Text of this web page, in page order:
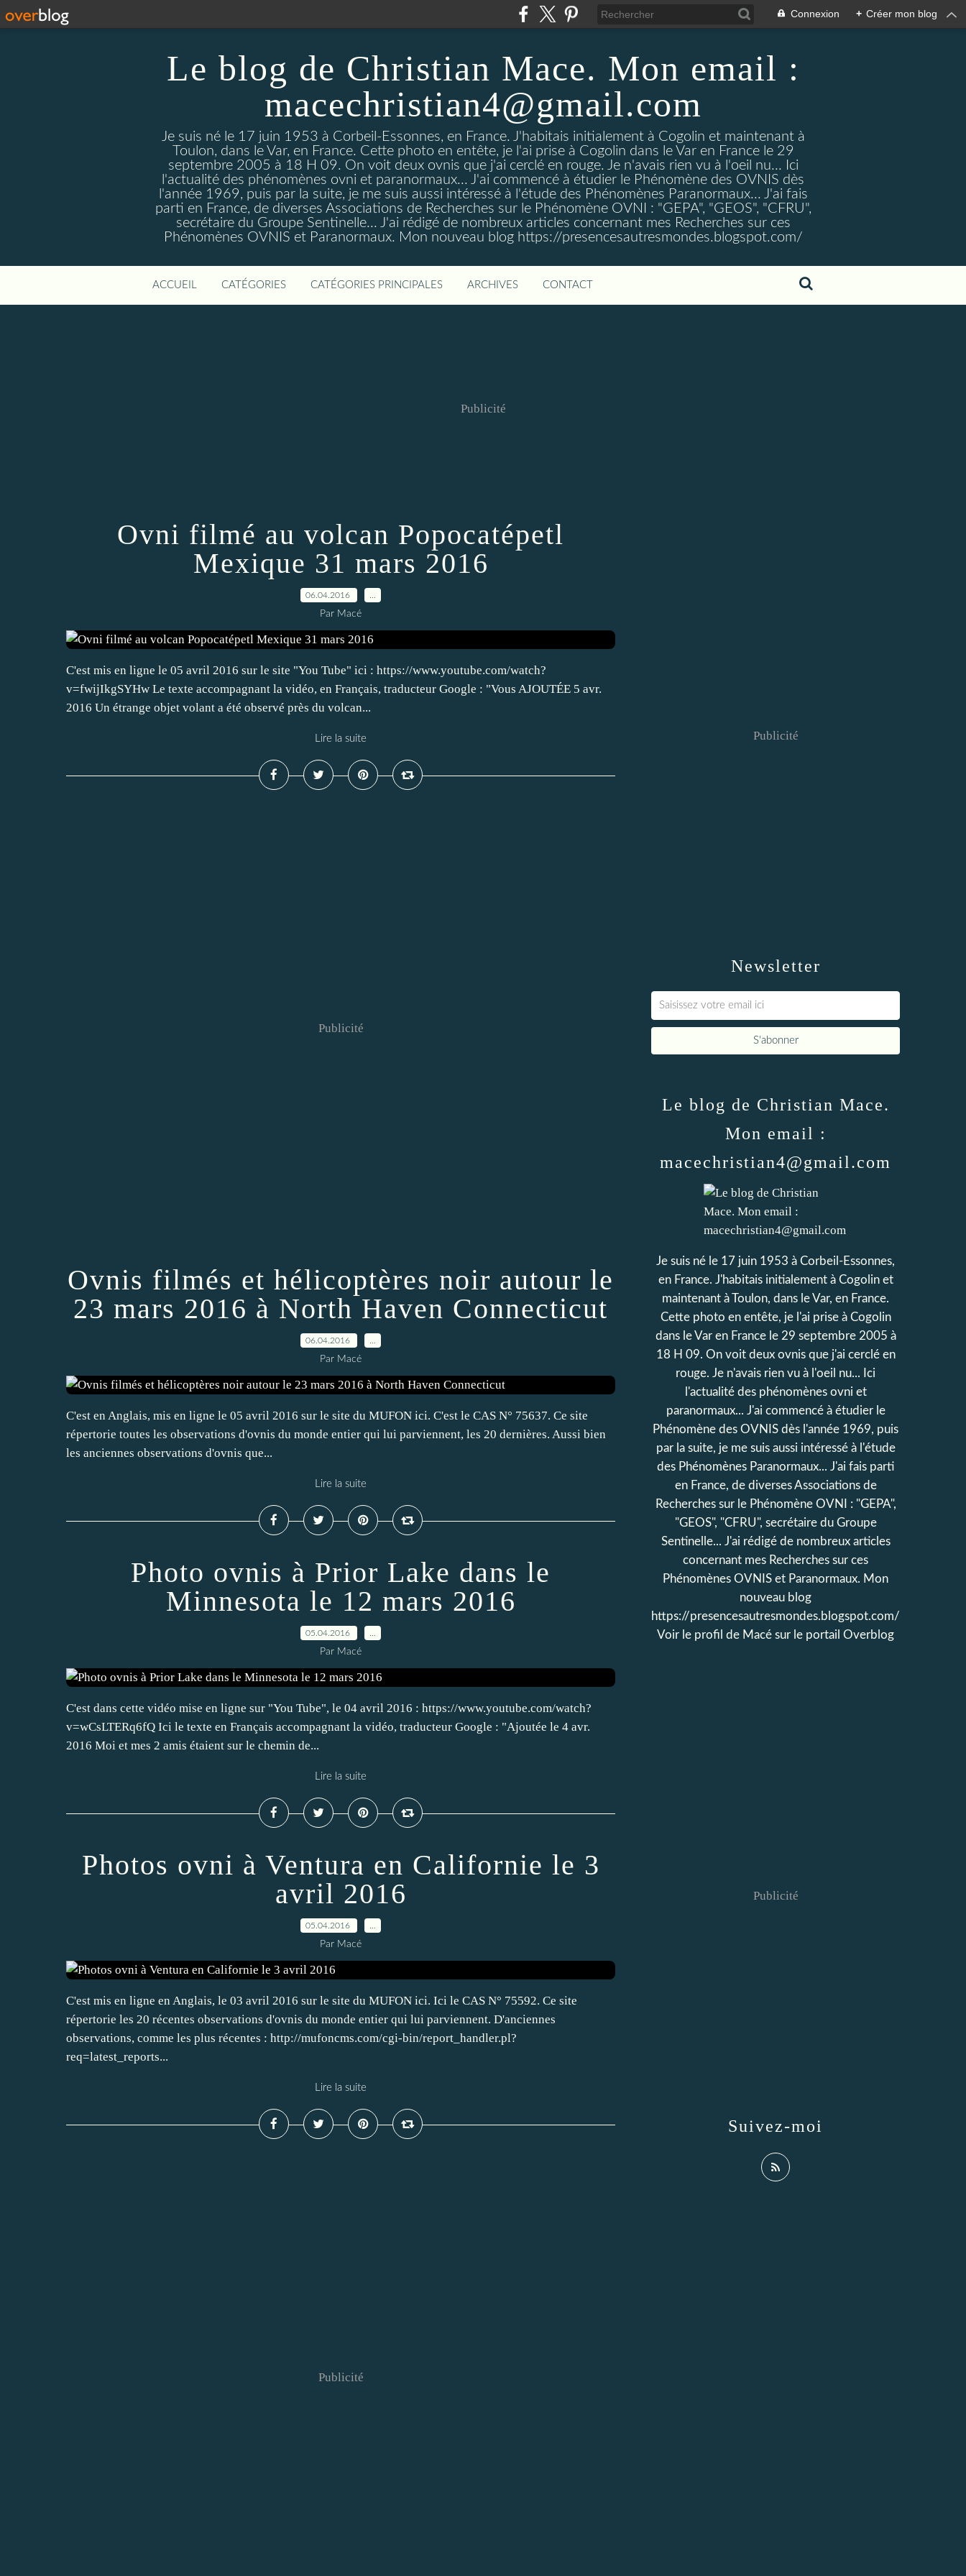
Connexion + Créer mon blog
Le blog de Christian Mace. Mon email :
macechristian4@gmail.com
Je suis né le 17 juin 1953 à Corbeil-Essonnes, en France. J'habitais initialement à Cogolin et maintenant à
Toulon, dans le Var, en France. Cette photo en entête, je l'ai prise à Cogolin dans le Var en France le 29
septembre 2005 à 18 H 09. On voit deux ovnis que j'ai cerclé en rouge. Je n'avais rien vu à l'oeil nu... Ici
l'actualité des phénomènes ovni et paranormaux... J'ai commencé à étudier le Phénomène des OVNIS dès
l'année 1969, puis par la suite, je me suis aussi intéressé à l'étude des Phénomènes Paranormaux... J'ai fais
parti en France, de diverses Associations de Recherches sur le Phénomène OVNI : "GEPA", "GEOS", "CFRU",
secrétaire du Groupe Sentinelle... J'ai rédigé de nombreux articles concernant mes Recherches sur ces
Phénomènes OVNIS et Paranormaux. Mon nouveau blog https://presencesautresmondes.blogspot.com/
ACCUEIL CATÉGORIES CATÉGORIES PRINCIPALES ARCHIVES CONTACT
Publicité
Ovni filmé au volcan Popocatépetl
Mexique 31 mars 2016
06.04.2016
Par Macé
C'est mis en ligne le 05 avril 2016 sur le site "You Tube" ici : https://www.youtube.com/watch?
v=fwijIkgSYHw Le texte accompagnant la vidéo, en Français, traducteur Google : "Vous AJOUTÉE 5 avr.
2016 Un étrange objet volant a été observé près du volcan...
Lire la suite
Publicité
Ovnis filmés et hélicoptères noir autour le
23 mars 2016 à North Haven Connecticut
06.04.2016
Par Macé
C'est en Anglais, mis en ligne le 05 avril 2016 sur le site du MUFON ici. C'est le CAS N° 75637. Ce site
répertorie toutes les observations d'ovnis du monde entier qui lui parviennent, les 20 dernières. Aussi bien
les anciennes observations d'ovnis que...
Lire la suite
Photo ovnis à Prior Lake dans le
Minnesota le 12 mars 2016
05.04.2016
Par Macé
C'est dans cette vidéo mise en ligne sur "You Tube", le 04 avril 2016 : https://www.youtube.com/watch?
v=wCsLTERq6fQ Ici le texte en Français accompagnant la vidéo, traducteur Google : "Ajoutée le 4 avr.
2016 Moi et mes 2 amis étaient sur le chemin de...
Lire la suite
Photos ovni à Ventura en Californie le 3
avril 2016
05.04.2016
Par Macé
C'est mis en ligne en Anglais, le 03 avril 2016 sur le site du MUFON ici. Ici le CAS N° 75592. Ce site
répertorie les 20 récentes observations d'ovnis du monde entier qui lui parviennent. D'anciennes
observations, comme les plus récentes : http://mufoncms.com/cgi-bin/report_handler.pl?
req=latest_reports...
Lire la suite
Publicité
Newsletter
Publicité
Le blog de Christian Mace.
Mon email :
macechristian4@gmail.com
Je suis né le 17 juin 1953 à Corbeil-Essonnes,
en France. J'habitais initialement à Cogolin et
maintenant à Toulon, dans le Var, en France.
Cette photo en entête, je l'ai prise à Cogolin
dans le Var en France le 29 septembre 2005 à
18 H 09. On voit deux ovnis que j'ai cerclé en
rouge. Je n'avais rien vu à l'oeil nu... Ici
l'actualité des phénomènes ovni et
paranormaux... J'ai commencé à étudier le
Phénomène des OVNIS dès l'année 1969, puis
par la suite, je me suis aussi intéressé à l'étude
des Phénomènes Paranormaux... J'ai fais parti
en France, de diverses Associations de
Recherches sur le Phénomène OVNI : "GEPA",
"GEOS", "CFRU", secrétaire du Groupe
Sentinelle... J'ai rédigé de nombreux articles
concernant mes Recherches sur ces
Phénomènes OVNIS et Paranormaux. Mon
nouveau blog
https://presencesautresmondes.blogspot.com/
Voir le profil de Macé sur le portail Overblog
Suivez-moi
Publicité